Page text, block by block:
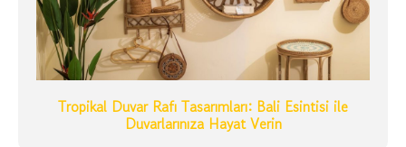
Tropikal Duvar Rafı Tasarımları: Bali Esintisi ile
Duvarlarınıza Hayat Verin